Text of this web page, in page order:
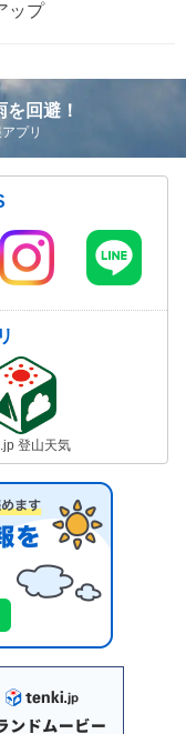
ップ
回避！
プリ
登山天気